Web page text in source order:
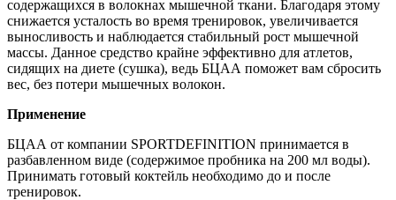
содержащихся в волокнах мышечной ткани. Благодаря этому
снижается усталость во время тренировок, увеличивается
выносливость и наблюдается стабильный рост мышечной
массы. Данное средство крайне эффективно для атлетов,
сидящих на диете (сушка), ведь БЦАА поможет вам сбросить
вес, без потери мышечных волокон.
Применение
БЦАА от компании SPORTDEFINITION принимается в
разбавленном виде (содержимое пробника на 200 мл воды).
Принимать готовый коктейль необходимо до и после
тренировок.